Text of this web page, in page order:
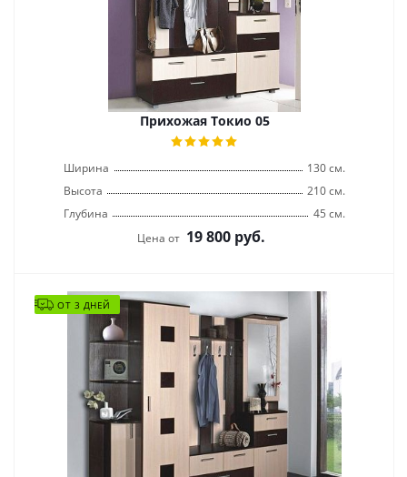
Прихожая Токио 05
Ширина
130 см.
Высота
210 см.
Глубина
45 см.
Цена от 19 800 руб.
ОТ 3 ДНЕЙ